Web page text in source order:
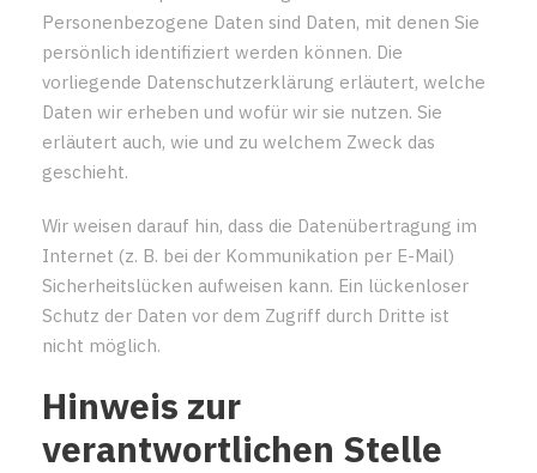
Personenbezogene Daten sind Daten, mit denen Sie
persönlich identifiziert werden können. Die
vorliegende Datenschutzerklärung erläutert, welche
Daten wir erheben und wofür wir sie nutzen. Sie
erläutert auch, wie und zu welchem Zweck das
geschieht.
Wir weisen darauf hin, dass die Datenübertragung im
Internet (z. B. bei der Kommunikation per E-Mail)
Sicherheitslücken aufweisen kann. Ein lückenloser
Schutz der Daten vor dem Zugriff durch Dritte ist
nicht möglich.
Hinweis zur
verantwortlichen Stelle